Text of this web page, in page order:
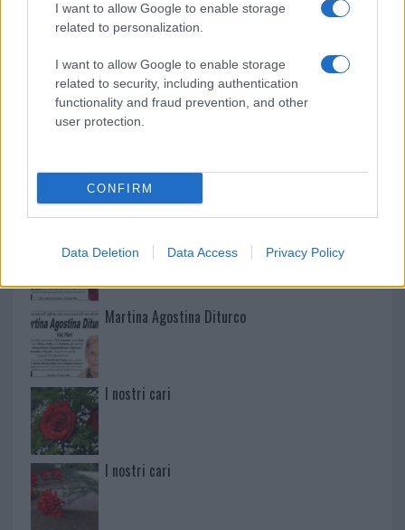
I want to allow Google to enable storage
related to personalization.
I want to allow Google to enable storage
related to security, including authentication
functionality and fraud prevention, and other
user protection.
CONFIRM
Data Deletion Data Access Privacy Policy
NECROLOGIE
Paolo Pinna
Martina Agostina Diturco
I nostri cari
I nostri cari